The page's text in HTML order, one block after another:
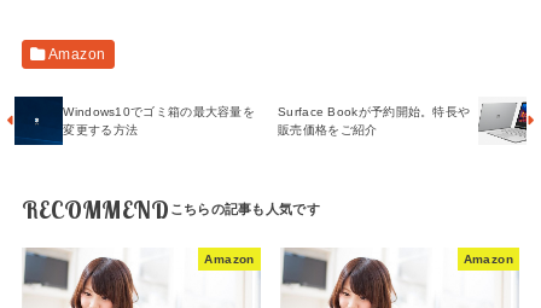
Amazon
Windows10でゴミ箱の最大容量を
変更する方法
Surface Bookが予約開始。特長や
販売価格をご紹介
RECOMMEND
Amazon Amazon